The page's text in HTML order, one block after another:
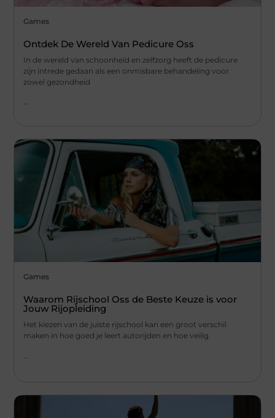
Games
Ontdek De Wereld Van Pedicure Oss
In de wereld van schoonheid en zelfzorg heeft de pedicure
zijn intrede gedaan als een onmisbare behandeling voor
zowel gezondheid
...
Games
Waarom Rijschool Oss de Beste Keuze is voor
Jouw Rijopleiding
Het kiezen van de juiste rijschool kan een groot verschil
maken in hoe goed je leert autorijden en hoe veilig